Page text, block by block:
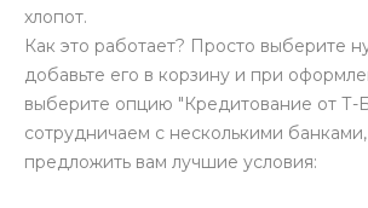
хлопот.
Как это работает? Просто выберите
добавьте его в корзину и при
выберите опцию "Кредитование от Т-
сотрудничаем с несколькими
предложить вам лучшие условия: